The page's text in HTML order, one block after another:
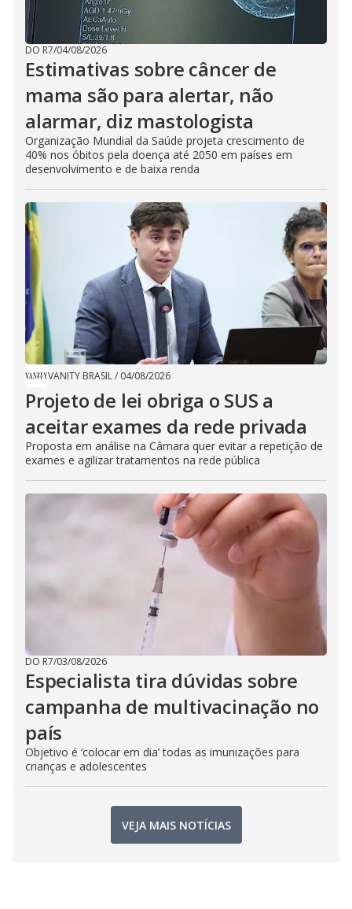
DO R7/04/08/2026
Estimativas sobre câncer de
mama são para alertar, não
alarmar, diz mastologista
Organização Mundial da Saúde projeta crescimento de
40% nos óbitos pela doença até 2050 em países em
desenvolvimento e de baixa renda
VANITY BRASIL/ 04/08/2026
Projeto de lei obriga o SUS a
aceitar exames da rede privada
Proposta em análise na Câmara quer evitar a repetição de
exames e agilizar tratamentos na rede pública
DO R7/03/08/2026
Especialista tira dúvidas sobre
campanha de multivacinação no
país
Objetivo é ‘colocar em dia’ todas as imunizações para
crianças e adolescentes
VEJA MAIS NOTÍCIAS